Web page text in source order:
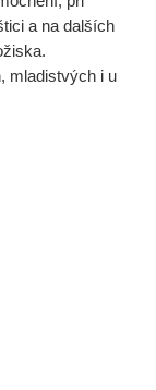
a na dalších
mladistvých i u